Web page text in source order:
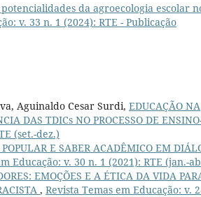
potencialidades da agroecologia escolar
v. 33 n. 1 (2024): RTE - Publicação
Aguinaldo Cesar Surdi, EDUCAÇÃO NA
DAS TDICs NO PROCESSO DE
(set.-dez.)
POPULAR E SABER ACADÊMICO EM
Educação: v. 30 n. 1 (2021): RTE (jan.-
EMOÇÕES E A ÉTICA DA VIDA
, Revista Temas em Educação: v.